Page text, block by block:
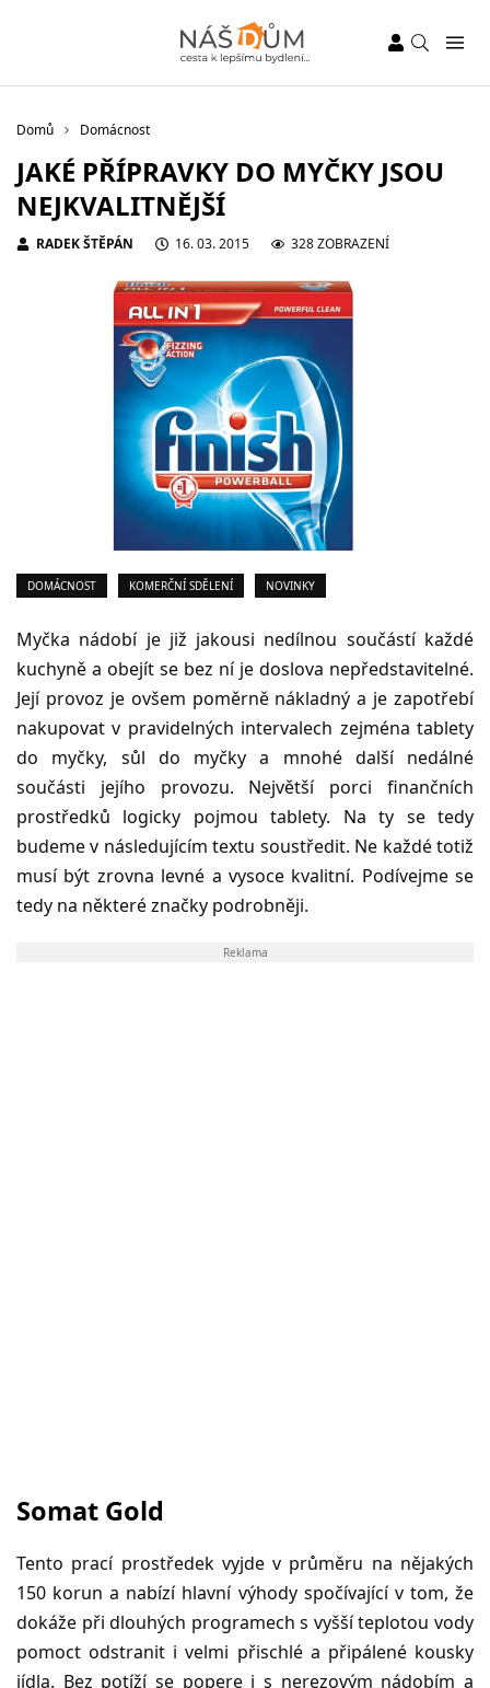
Domů Domácnost
JAKÉ PŘÍPRAVKY DO MYČKY JSOU
NEJKVALITNĚJŠÍ
RADEK ŠTĚPÁN 16. 03. 2015 328 ZOBRAZENÍ
DOMÁCNOST KOMERČNÍ SDĚLENÍ NOVINKY
Myčka nádobí je již jakousi nedílnou součástí každé
kuchyně a obejít se bez ní je doslova nepředstavitelné.
Její provoz je ovšem poměrně nákladný a je zapotřebí
nakupovat v pravidelných intervalech zejména tablety
do myčky, sůl do myčky a mnohé další nedálné
součásti jejího provozu. Největší porci finančních
prostředků logicky pojmou tablety. Na ty se tedy
budeme v následujícím textu soustředit. Ne každé totiž
musí být zrovna levné a vysoce kvalitní. Podívejme se
tedy na některé značky podrobněji.
Reklama
Somat Gold
Tento prací prostředek vyjde v průměru na nějakých
150 korun a nabízí hlavní výhody spočívající v tom, že
dokáže při dlouhých programech s vyšší teplotou vody
pomoct odstranit i velmi přischlé a připálené kousky
jídla. Bez potíží se popere i s nerezovým nádobím a